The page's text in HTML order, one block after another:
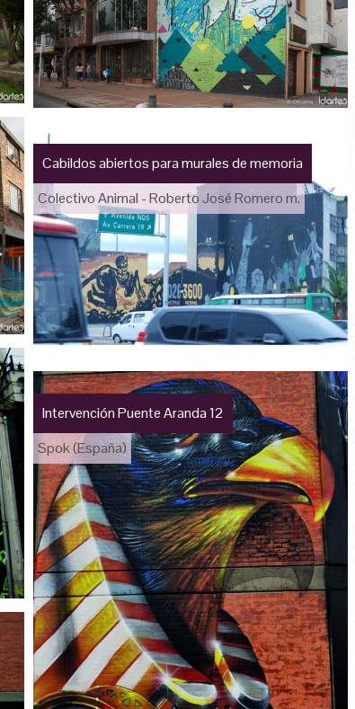
Cabildos abiertos para murales de memoria
Colectivo Animal - Roberto José Romero m.
Intervención Puente Aranda 12
Spok (España)